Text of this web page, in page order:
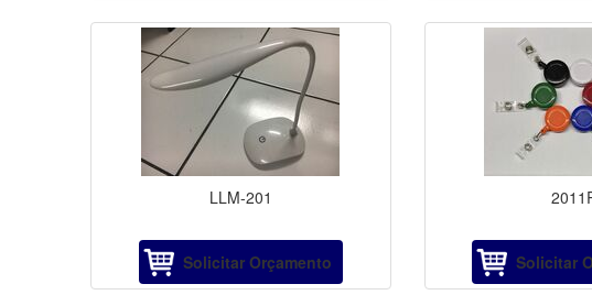
LLM-201
Solicitar Orçamento Solicitar